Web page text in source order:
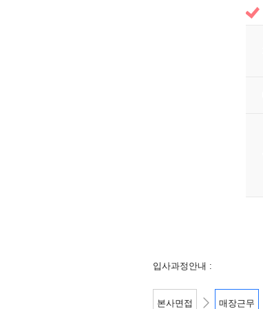
입사과정안내 :
본사면접 매장근무